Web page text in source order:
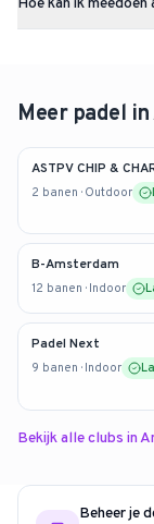
vandaag nog aan!
Hoe kan ik
eigen tempo
de app, de stand
Meer padel in
ASTPV CHIP &
2 banen · Outdoor
B-Amsterdam
12 banen · Indoor
Padel Next
9 banen · Indoor
Bekijk alle clubs in
Beheer je